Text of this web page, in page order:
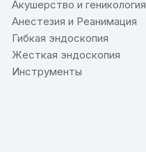
Акушерство и геникология
Анестезия и Реанимация
Гибкая эндоскопия
Жесткая эндоскопия
Инструменты